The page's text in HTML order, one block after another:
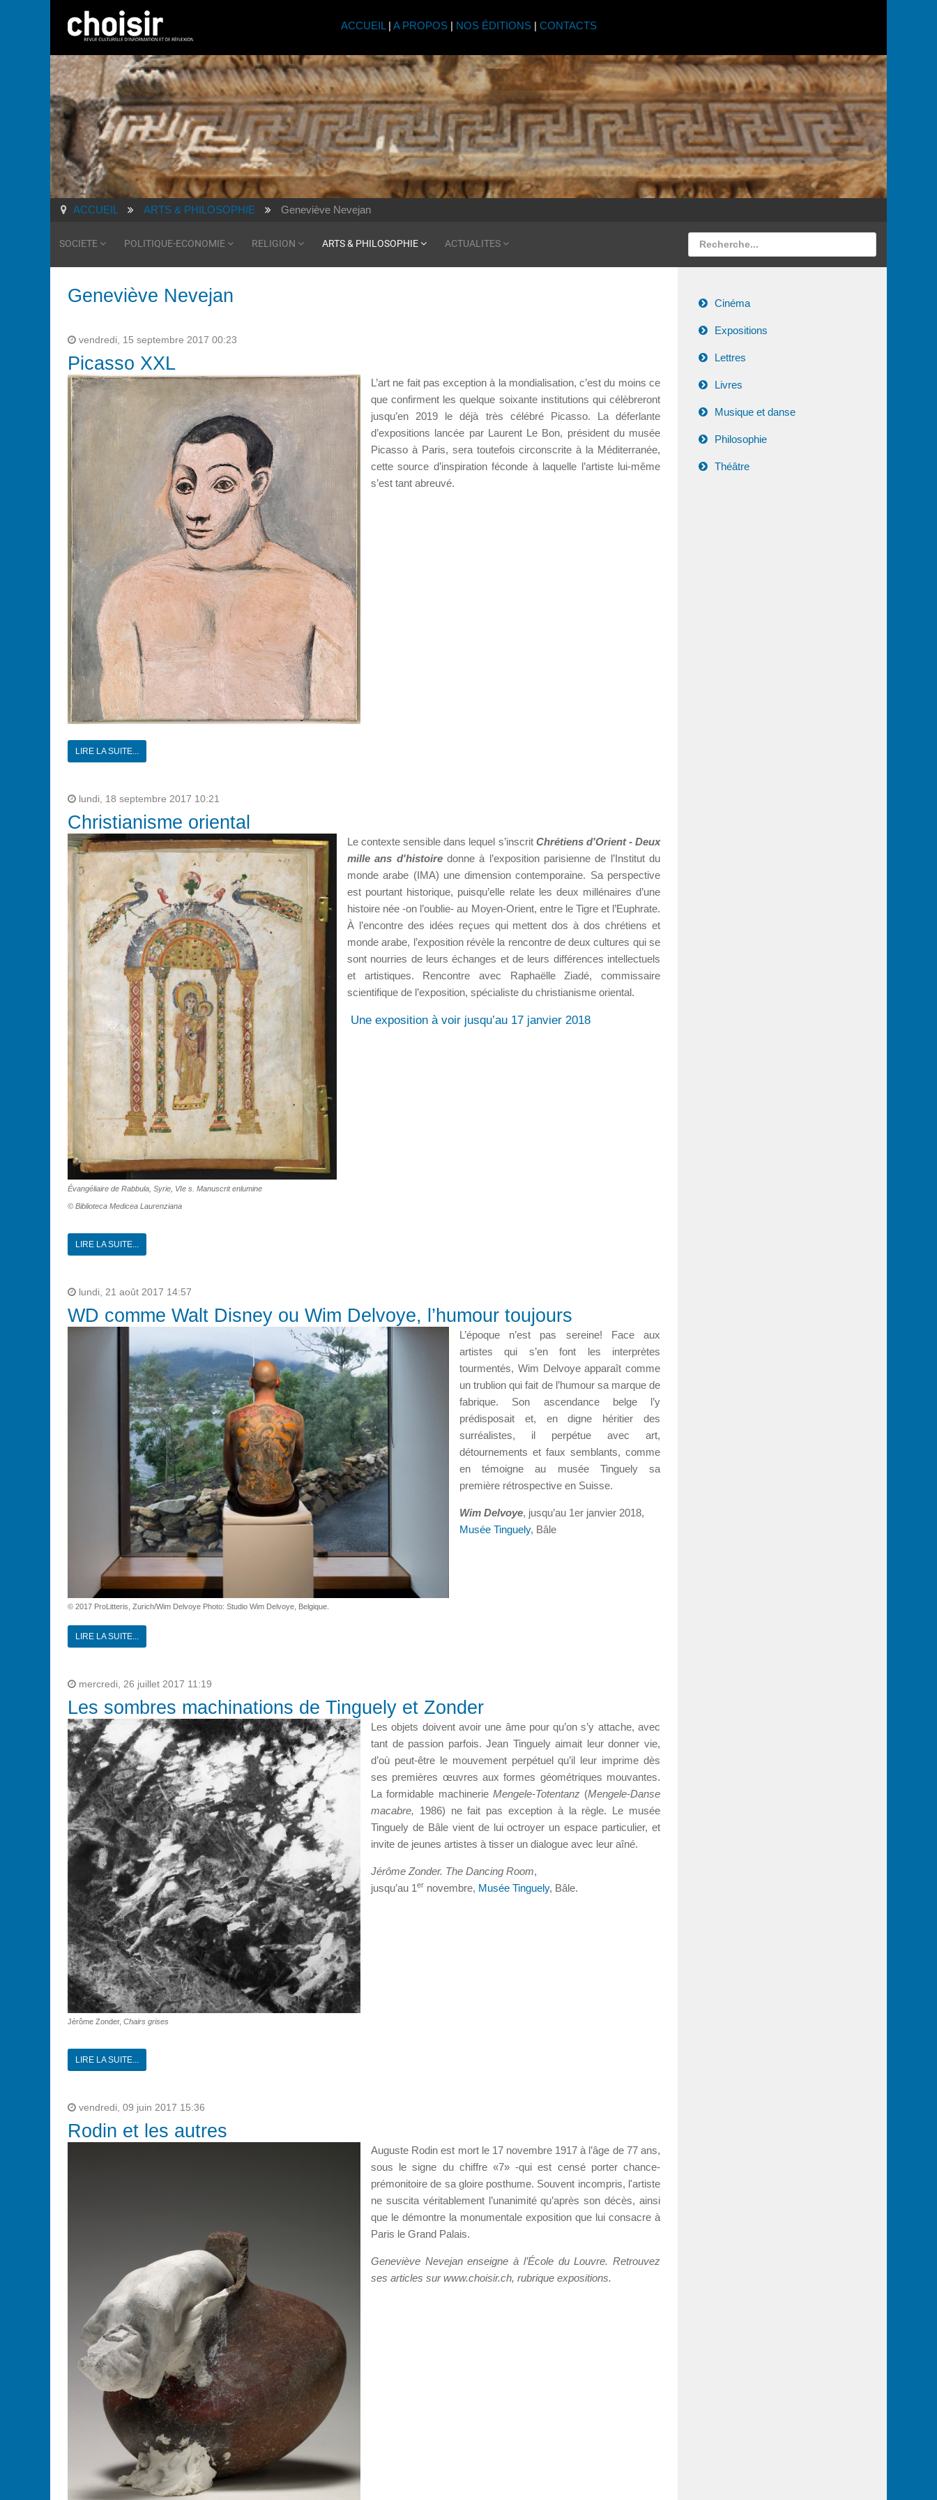
ACCUEIL | A PROPOS| NOS ÉDITIONS| CONTACTS
ACCUEIL ARTS & PHILOSOPHIE Geneviève Nevejan
SOCIETE POLITIQUE-ECONOMIE RELIGION ARTS & PHILOSOPHIE ACTUALITES
Geneviève Nevejan
vendredi, 15 septembre 2017 00:23
Picasso XXL
L’art ne fait pas exception à la mondialisation, c’est du moins ce
que confirment les quelque soixante institutions qui célèbreront
jusqu’en 2019 le déjà très célébré Picasso. La déferlante
d’expositions lancée par Laurent Le Bon, président du musée
Picasso à Paris, sera toutefois circonscrite à la Méditerranée,
cette source d’inspiration féconde à laquelle l’artiste lui-même
s’est tant abreuvé.
LIRE LA SUITE...
lundi, 18 septembre 2017 10:21
Christianisme oriental
Évangéliaire de Rabbula, Syrie, VIe s. Manuscrit enlumine
© Biblioteca Medicea Laurenziana
Le contexte sensible dans lequel s’inscrit Chrétiens d'Orient - Deux
mille ans d'histoire donne à l’exposition parisienne de l’Institut du
monde arabe (IMA) une dimension contemporaine. Sa perspective
est pourtant historique, puisqu’elle relate les deux millénaires d’une
histoire née -on l’oublie- au Moyen-Orient, entre le Tigre et l’Euphrate.
À l’encontre des idées reçues qui mettent dos à dos chrétiens et
monde arabe, l’exposition révèle la rencontre de deux cultures qui se
sont nourries de leurs échanges et de leurs différences intellectuels
et artistiques. Rencontre avec Raphaëlle Ziadé, commissaire
scientifique de l’exposition, spécialiste du christianisme oriental.
Une exposition à voir jusqu’au 17 janvier 2018
LIRE LA SUITE...
lundi, 21 août 2017 14:57
WD comme Walt Disney ou Wim Delvoye, l’humour toujours
© 2017 ProLitteris, Zurich/Wim Delvoye Photo: Studio Wim Delvoye, Belgique.
L’époque n’est pas sereine! Face aux
artistes qui s’en font les interprètes
tourmentés, Wim Delvoye apparaît comme
un trublion qui fait de l’humour sa marque de
fabrique. Son ascendance belge l’y
prédisposait et, en digne héritier des
surréalistes, il perpétue avec art,
détournements et faux semblants, comme
en témoigne au musée Tinguely sa
première rétrospective en Suisse.
Wim Delvoye, jusqu’au 1er janvier 2018,
Musée Tinguely, Bâle
LIRE LA SUITE...
mercredi, 26 juillet 2017 11:19
Les sombres machinations de Tinguely et Zonder
Jérôme Zonder, Chairs grises
Les objets doivent avoir une âme pour qu’on s’y attache, avec
tant de passion parfois. Jean Tinguely aimait leur donner vie,
d’où peut-être le mouvement perpétuel qu’il leur imprime dès
ses premières œuvres aux formes géométriques mouvantes.
La formidable machinerie Mengele-Totentanz (Mengele-Danse
macabre, 1986) ne fait pas exception à la règle. Le musée
Tinguely de Bâle vient de lui octroyer un espace particulier, et
invite de jeunes artistes à tisser un dialogue avec leur aîné.
Jérôme Zonder. The Dancing Room,
jusqu’au 1er novembre, Musée Tinguely, Bâle.
LIRE LA SUITE...
vendredi, 09 juin 2017 15:36
Rodin et les autres
Auguste Rodin est mort le 17 novembre 1917 à l’âge de 77 ans,
sous le signe du chiffre «7» -qui est censé porter chance-
prémonitoire de sa gloire posthume. Souvent incompris, l'artiste
ne suscita véritablement l’unanimité qu’après son décès, ainsi
que le démontre la monumentale exposition que lui consacre à
Paris le Grand Palais.
Geneviève Nevejan enseigne à l’École du Louvre. Retrouvez
ses articles sur www.choisir.ch, rubrique expositions.
Cinéma
Expositions
Lettres
Livres
Musique et danse
Philosophie
Théâtre